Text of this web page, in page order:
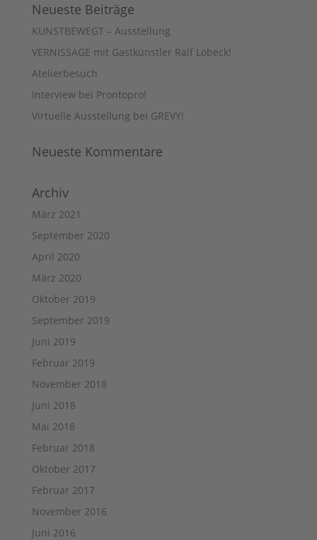
Neueste Beiträge
KUNSTBEWEGT – Ausstellung
VERNISSAGE mit Gastkünstler Ralf Lobeck!
Atelierbesuch
Interview bei Prontopro!
Virtuelle Ausstellung bei GREVY!
Neueste Kommentare
Archiv
März 2021
September 2020
April 2020
März 2020
Oktober 2019
September 2019
Juni 2019
Februar 2019
November 2018
Juni 2018
Mai 2018
Februar 2018
Oktober 2017
Februar 2017
November 2016
Juni 2016